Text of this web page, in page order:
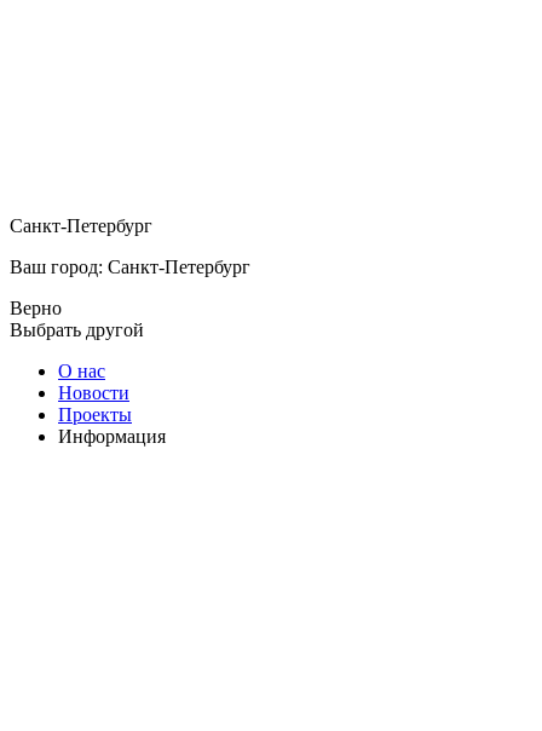
Санкт-Петербург
Ваш город: Санкт-Петербург
Верно
Выбрать другой
О нас
Новости
Проекты
Информация